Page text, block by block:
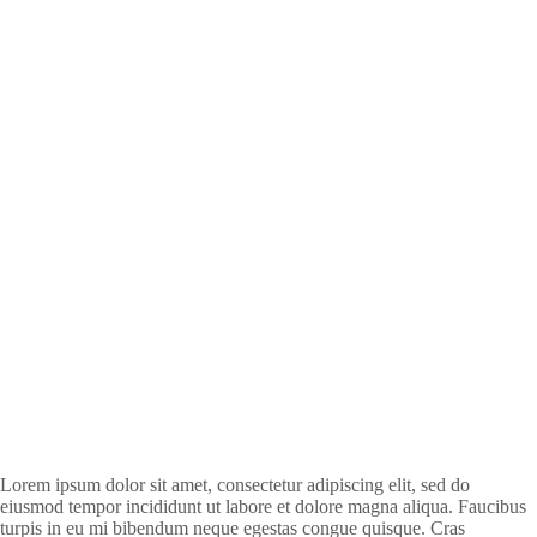
Lorem ipsum dolor sit amet, consectetur adipiscing elit, sed do
eiusmod tempor incididunt ut labore et dolore magna aliqua. Faucibus
turpis in eu mi bibendum neque egestas congue quisque. Cras